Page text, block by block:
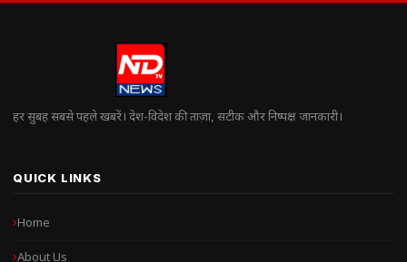
हर सुबह सबसे पहले खबरें। देश-विदेश की ताज़ा, सटीक और निष्पक्ष जानकारी।
QUICK LINKS
Home
About Us